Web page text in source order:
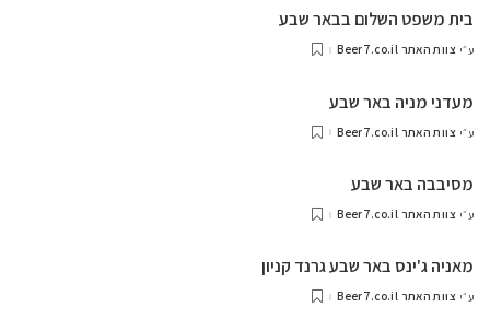
בית משפט השלום בבאר שבע
ע״י צוות האתר Beer7.co.il
מעדני מניה באר שבע
ע״י צוות האתר Beer7.co.il
מסיבבה באר שבע
ע״י צוות האתר Beer7.co.il
מאניה ג'ינס באר שבע גרנד קניון
ע״י צוות האתר Beer7.co.il